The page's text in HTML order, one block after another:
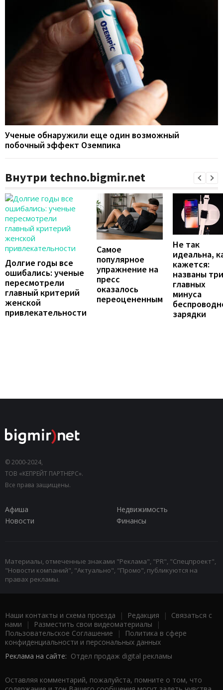
Ученые обнаружили еще один возможный
побочный эффект Оземпика
Внутри techno.bigmir.net
Долгие годы все
ошибались: ученые
пересмотрели
главный критерий
женской
привлекательности
Самое
популярное
упражнение на
пресс
оказалось
переоцененным
Не так
идеальна,
кажется:
названы три
главных
минуса
зарядки
© 2000-2024,
ТОВ «КЕПРЕЙТ ПАРТНЕРС».
Все права защищены.
Афиша
Недвижимость
Новости
Финансы
Материалы, отмеченные знаками "Реклама", "PR", "Спецпроект",
"Новости компаний", "Актуально", "Промо", публикуются на
правах рекламы.
Наши контакты и схема проезда | Редакция | Связаться с
нами | Разместить свои видеоматериалы |
Пользовательское Соглашение |
Политика в сфере
конфиденциальности и персональных данных
Реклама на сайте: Отдел продаж digital рекламы
Оставляя комментарий, пожалуйста, помните о том, что